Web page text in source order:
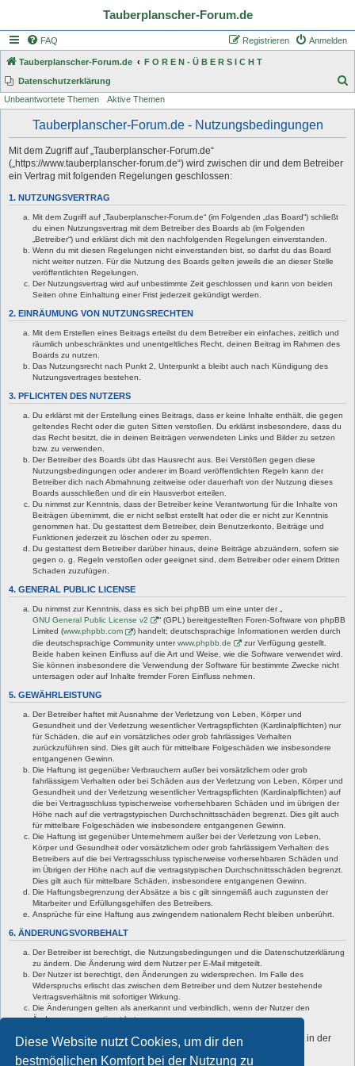
Diese Website nutzt Cookies, um dir den
bestmöglichen Komfort bei der Nutzung zu
Tauberplanscher-Forum.de
FAQ Anmelden
Registrieren
Tauberplanscher-Forum.de
F O R E N - Ü B E R S I C H T
Datenschutzerklärung
Unbeantwortete Themen Aktive Themen
Tauberplanscher-Forum.de - Nutzungsbedingungen
Mit dem Zugriff auf „Tauberplanscher-Forum.de“
(„https://www.tauberplanscher-forum.de“) wird zwischen dir und dem Betreiber
ein Vertrag mit folgenden Regelungen geschlossen:
1. NUTZUNGSVERTRAG
Mit dem Zugriff auf „Tauberplanscher-Forum.de“ (im Folgenden „das Board“) schließt
du einen Nutzungsvertrag mit dem Betreiber des Boards ab (im Folgenden
„Betreiber“) und erklärst dich mit den nachfolgenden Regelungen einverstanden.
Wenn du mit diesen Regelungen nicht einverstanden bist, so darfst du das Board
nicht weiter nutzen. Für die Nutzung des Boards gelten jeweils die an dieser Stelle
veröffentlichten Regelungen.
Der Nutzungsvertrag wird auf unbestimmte Zeit geschlossen und kann von beiden
Seiten ohne Einhaltung einer Frist jederzeit gekündigt werden.
2. EINRÄUMUNG VON NUTZUNGSRECHTEN
Mit dem Erstellen eines Beitrags erteilst du dem Betreiber ein einfaches, zeitlich und
räumlich unbeschränktes und unentgeltliches Recht, deinen Beitrag im Rahmen des
Boards zu nutzen.
Das Nutzungsrecht nach Punkt 2, Unterpunkt a bleibt auch nach Kündigung des
Nutzungsvertrages bestehen.
3. PFLICHTEN DES NUTZERS
Du erklärst mit der Erstellung eines Beitrags, dass er keine Inhalte enthält, die gegen
geltendes Recht oder die guten Sitten verstoßen. Du erklärst insbesondere, dass du
das Recht besitzt, die in deinen Beiträgen verwendeten Links und Bilder zu setzen
bzw. zu verwenden.
Der Betreiber des Boards übt das Hausrecht aus. Bei Verstößen gegen diese
Nutzungsbedingungen oder anderer im Board veröffentlichten Regeln kann der
Betreiber dich nach Abmahnung zeitweise oder dauerhaft von der Nutzung dieses
Boards ausschließen und dir ein Hausverbot erteilen.
Du nimmst zur Kenntnis, dass der Betreiber keine Verantwortung für die Inhalte von
Beiträgen übernimmt, die er nicht selbst erstellt hat oder die er nicht zur Kenntnis
genommen hat. Du gestattest dem Betreiber, dein Benutzerkonto, Beiträge und
Funktionen jederzeit zu löschen oder zu sperren.
Du gestattest dem Betreiber darüber hinaus, deine Beiträge abzuändern, sofern sie
gegen o. g. Regeln verstoßen oder geeignet sind, dem Betreiber oder einem Dritten
Schaden zuzufügen.
4. GENERAL PUBLIC LICENSE
Du nimmst zur Kenntnis, dass es sich bei phpBB um eine unter der „
GNU General Public License v2
“ (GPL) bereitgestellten Foren-Software von phpBB
Limited (www.phpbb.com
) handelt; deutschsprachige Informationen werden durch
die deutschsprachige Community unterwww.phpbb.de
zur Verfügung gestellt.
Beide haben keinen Einfluss auf die Art und Weise, wie die Software verwendet wird.
Sie können insbesondere die Verwendung der Software für bestimmte Zwecke nicht
untersagen oder auf Inhalte fremder Foren Einfluss nehmen.
5. GEWÄHRLEISTUNG
Der Betreiber haftet mit Ausnahme der Verletzung von Leben, Körper und
Gesundheit und der Verletzung wesentlicher Vertragspflichten (Kardinalpflichten) nur
für Schäden, die auf ein vorsätzliches oder grob fahrlässiges Verhalten
zurückzuführen sind. Dies gilt auch für mittelbare Folgeschäden wie insbesondere
entgangenen Gewinn.
Die Haftung ist gegenüber Verbrauchern außer bei vorsätzlichem oder grob
fahrlässigem Verhalten oder bei Schäden aus der Verletzung von Leben, Körper und
Gesundheit und der Verletzung wesentlicher Vertragspflichten (Kardinalpflichten) auf
die bei Vertragsschluss typischerweise vorhersehbaren Schäden und im übrigen der
Höhe nach auf die vertragstypischen Durchschnittsschäden begrenzt. Dies gilt auch
für mittelbare Folgeschäden wie insbesondere entgangenen Gewinn.
Die Haftung ist gegenüber Unternehmern außer bei der Verletzung von Leben,
Körper und Gesundheit oder vorsätzlichem oder grob fahrlässigem Verhalten des
Betreibers auf die bei Vertragsschluss typischerweise vorhersehbaren Schäden und
im Übrigen der Höhe nach auf die vertragstypischen Durchschnittsschäden begrenzt.
Dies gilt auch für mittelbare Schäden, insbesondere entgangenen Gewinn.
Die Haftungsbegrenzung der Absätze a bis c gilt sinngemäß auch zugunsten der
Mitarbeiter und Erfüllungsgehilfen des Betreibers.
Ansprüche für eine Haftung aus zwingendem nationalem Recht bleiben unberührt.
6. ÄNDERUNGSVORBEHALT
Der Betreiber ist berechtigt, die Nutzungsbedingungen und die Datenschutzerklärung
zu ändern. Die Änderung wird dem Nutzer per E-Mail mitgeteilt.
Der Nutzer ist berechtigt, den Änderungen zu widersprechen. Im Falle des
Widerspruchs erlischt das zwischen dem Betreiber und dem Nutzer bestehende
Vertragsverhältnis mit sofortiger Wirkung.
Die Änderungen gelten als anerkannt und verbindlich, wenn der Nutzer den
Änderungen zugestimmt hat.
Informationen über den Umgang mit deinen persönlichen Daten sind in der